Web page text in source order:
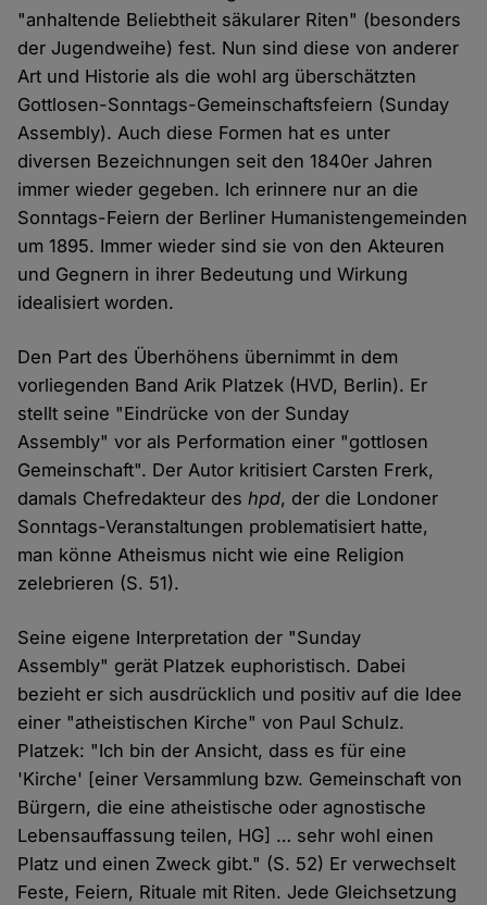
"anhaltende Beliebtheit säkularer Riten" (besonders
der Jugendweihe) fest. Nun sind diese von anderer
Art und Historie als die wohl arg überschätzten
Gottlosen-Sonntags-Gemeinschaftsfeiern (Sunday
Assembly). Auch diese Formen hat es unter
diversen Bezeichnungen seit den 1840er Jahren
immer wieder gegeben. Ich erinnere nur an die
Sonntags-Feiern der Berliner Humanistengemeinden
um 1895. Immer wieder sind sie von den Akteuren
und Gegnern in ihrer Bedeutung und Wirkung
idealisiert worden.
Den Part des Überhöhens übernimmt in dem
vorliegenden Band Arik Platzek (HVD, Berlin). Er
stellt seine "Eindrücke von der Sunday
Assembly" vor als Performation einer "gottlosen
Gemeinschaft". Der Autor kritisiert Carsten Frerk,
damals Chefredakteur deshpd, der die Londoner
Sonntags-Veranstaltungen problematisiert hatte,
man könne Atheismus nicht wie eine Religion
zelebrieren (S. 51).
Seine eigene Interpretation der "Sunday
Assembly" gerät Platzek euphoristisch. Dabei
bezieht er sich ausdrücklich und positiv auf die Idee
einer "atheistischen Kirche" von Paul Schulz.
Platzek: "Ich bin der Ansicht, dass es für eine
'Kirche' [einer Versammlung bzw. Gemeinschaft von
Bürgern, die eine atheistische oder agnostische
Lebensauffassung teilen, HG] … sehr wohl einen
Platz und einen Zweck gibt." (S. 52) Er verwechselt
Feste, Feiern, Rituale mit Riten. Jede Gleichsetzung